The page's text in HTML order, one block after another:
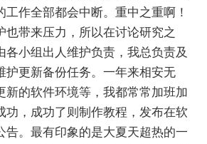
工作全部都会中断。重中之重啊！
也带来压力，所以在讨论研究之
各小组出人维护负责，我总负责及
护更新备份任务。一年来相安无
新的软件环境等，我都常常加班加
功，成功了则制作教程，发布在软
告。最有印象的是大夏天超热的一